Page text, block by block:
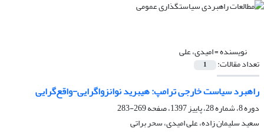
نویسنده =امیدی، علی
تعداد مقالات: 1
راهبرد سیاست خارجی ترامپ: هیبرید نوانزواگرایی-واقع‌گرایی
دوره 8، شماره 28، پاییز 1397، صفحه
269-283
سعید سلیمان زاده، علی امیدی، سحر براتی